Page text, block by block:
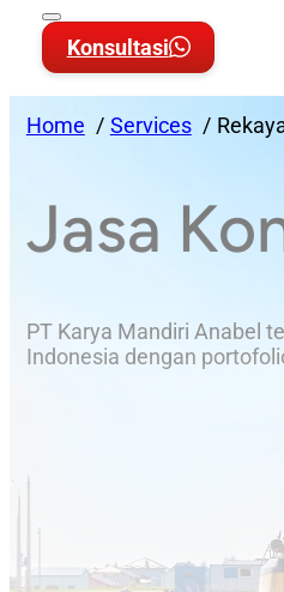
Konsultasi
Home Services
Jasa
PT Karya Mandiri Anabel
Indonesia dengan